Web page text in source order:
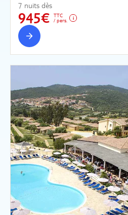
7 nuits dès
945€
TTC
/ pers.